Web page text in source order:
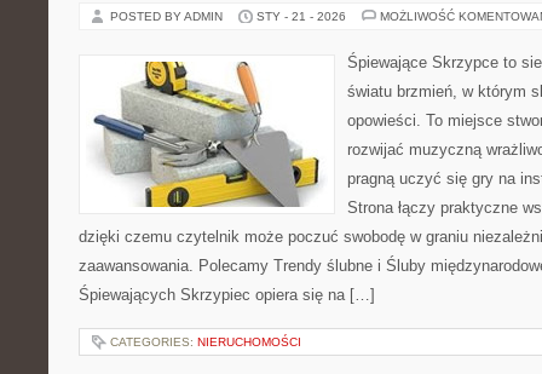
POSTED BY ADMIN STY - 21 - 2026 MOŻLIWOŚĆ
Śpiewające Skrzypce to
światu brzmień, w którym
opowieści. To miejsce
rozwijać muzyczną
pragną uczyć się gry na
Strona łączy praktyczne
dzięki czemu czytelnik może poczuć swobodę w graniu
zaawansowania. Polecamy Trendy ślubne i Śluby
Śpiewających Skrzypiec opiera się na […]
CATEGORIES: NIERUCHOMOŚCI